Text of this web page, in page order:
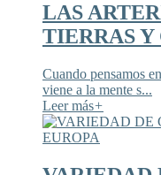
LAS
TIERRAS Y
Cuando pensamos
viene a la mente s...
Leer más+